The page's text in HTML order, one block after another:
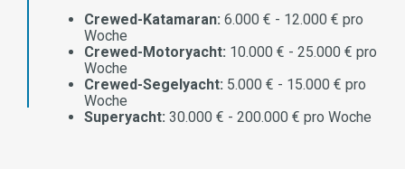
Crewed-Katamaran: 6.000 € - 12.000 € pro
Woche
Crewed-Motoryacht: 10.000 € - 25.000 € pro
Woche
Crewed-Segelyacht: 5.000 € - 15.000 € pro
Woche
Superyacht: 30.000 € - 200.000 € pro Woche